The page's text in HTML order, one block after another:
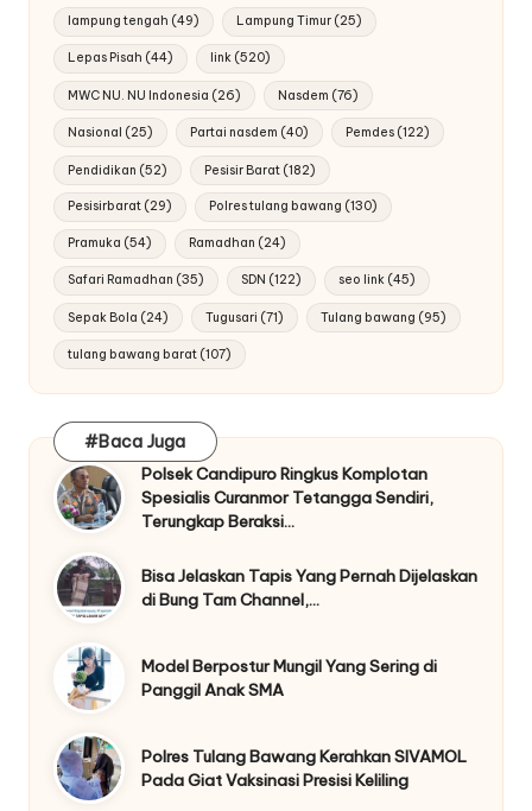
lampung tengah (49) Lampung Timur(25)
Lepas Pisah (44) link(520)
MWC NU. NU Indonesia (26) Nasdem (76)
Nasional (25) Partai nasdem (40) Pemdes(122)
Pendidikan (52) Pesisir Barat(182)
Pesisirbarat (29) Polres tulang bawang (130)
Pramuka (54) Ramadhan (24)
Safari Ramadhan (35) SDN (122) seo link(45)
Sepak Bola (24) Tugusari (71) Tulang bawang (95)
tulang bawang barat (107)
#Baca Juga
Polsek Candipuro Ringkus Komplotan
Spesialis Curanmor Tetangga Sendiri,
Terungkap Beraksi…
Bisa Jelaskan Tapis Yang Pernah Dijelaskan
di Bung Tam Channel,…
Model Berpostur Mungil Yang Sering di
Panggil Anak SMA
Polres Tulang Bawang Kerahkan SIVAMOL
Pada Giat Vaksinasi Presisi Keliling